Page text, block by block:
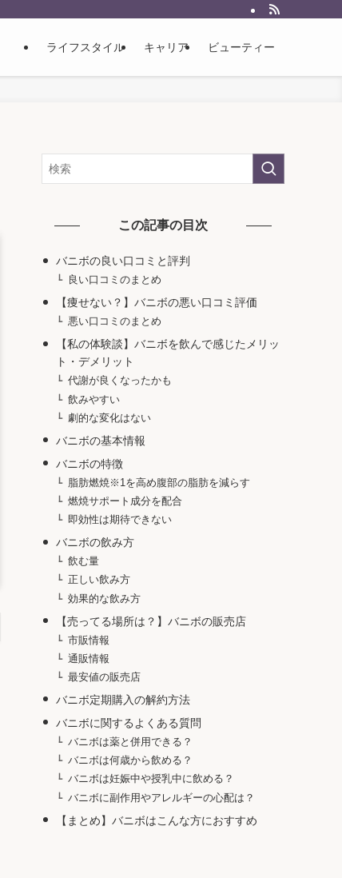
ライフスタイル キャリア ビューティー
この記事の目次
バニボの良い口コミと評判
良い口コミのまとめ
【痩せない？】バニボの悪い口コミ評価
悪い口コミのまとめ
【私の体験談】バニボを飲んで感じたメリッ
ト・デメリット
代謝が良くなったかも
飲みやすい
劇的な変化はない
バニボの基本情報
バニボの特徴
脂肪燃焼※1を高め腹部の脂肪を減らす
燃焼サポート成分を配合
即効性は期待できない
バニボの飲み方
飲む量
正しい飲み方
効果的な飲み方
【売ってる場所は？】バニボの販売店
市販情報
通販情報
最安値の販売店
バニボ定期購入の解約方法
バニボに関するよくある質問
バニボは薬と併用できる？
バニボは何歳から飲める？
バニボは妊娠中や授乳中に飲める？
バニボに副作用やアレルギーの心配は？
【まとめ】バニボはこんな方におすすめ